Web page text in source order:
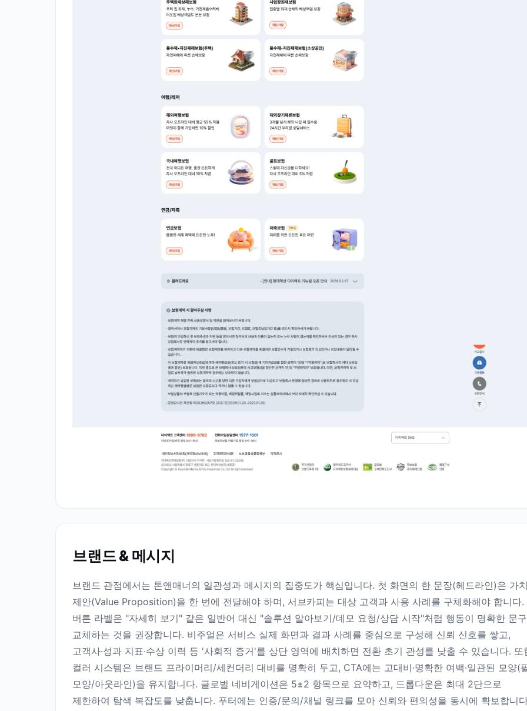
브랜드 & 메시지
브랜드 관점에서는 톤앤매너의 일관성과 메시지의 집중도가 핵심입니다. 첫 화면의 한 문장(헤드라인)은 가
제안(Value Proposition)을 한 번에 전달해야 하며, 서브카피는 대상 고객과 사용 사례를 구체화해야 합니다.
버튼 라벨은 "자세히 보기" 같은 일반어 대신 "솔루션 알아보기/데모 요청/상담 시작"처럼 행동이 명확한 문
교체하는 것을 권장합니다. 비주얼은 서비스 실제 화면과 결과 사례를 중심으로 구성해 신뢰 신호를 쌓고,
고객사·성과 지표·수상 이력 등 '사회적 증거'를 상단 영역에 배치하면 전환 초기 관성를 낮출 수 있습니다. 또
컬러 시스템은 브랜드 프라이머리/세컨더리 대비를 명확히 두고, CTA에는 고대비·명확한 여백·일관된 모양(
모양/아웃라인)을 유지합니다. 글로벌 네비게이션은 5±2 항목으로 요약하고, 드롭다운은 최대 2단으로
제한하여 탐색 복잡도를 낮춥니다. 푸터에는 인증/문의/채널 링크를 모아 신뢰와 편의성을 동시에 확보합니